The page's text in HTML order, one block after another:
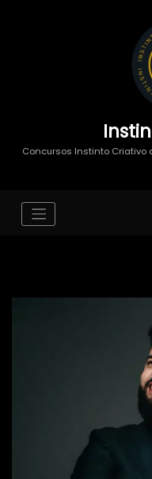
Concursos Instinto Criativo